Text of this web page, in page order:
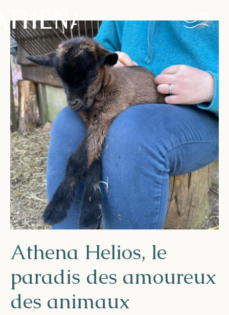
Naturisme
Communauté
Calendrier
Parcs
Ossendrecht
Le Perron
Helios
Athena Helios, le
paradis des amoureux
des animaux